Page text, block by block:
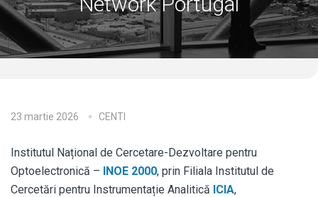
23 martie 2026 CENTI
Institutul Național de Cercetare-Dezvoltare pentru
Optoelectronică – INOE 2000, prin Filiala Institutul de
Cercetări pentru Instrumentație Analitică ICIA,